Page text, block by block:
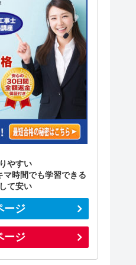
やすい
時間でも学習できる
て安い
ージ
ージ